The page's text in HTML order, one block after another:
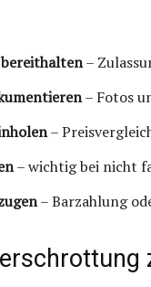
–
– Fotos
–
– wichtig bei nicht
– Barzahlung